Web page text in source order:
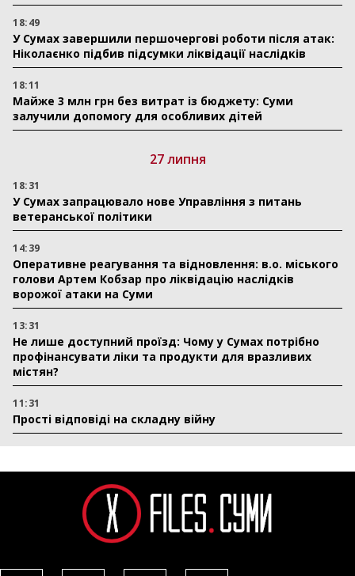
18:49
У Сумах завершили першочергові роботи після атак:
Ніколаєнко підбив підсумки ліквідації наслідків
18:11
Майже 3 млн грн без витрат із бюджету: Суми
залучили допомогу для особливих дітей
27 липня
18:31
У Сумах запрацювало нове Управління з питань
ветеранської політики
14:39
Оперативне реагування та відновлення: в.о. міського
голови Артем Кобзар про ліквідацію наслідків
ворожої атаки на Суми
13:31
Не лише доступний проїзд: Чому у Сумах потрібно
профінансувати ліки та продукти для вразливих
містян?
11:31
Прості відповіді на складну війну